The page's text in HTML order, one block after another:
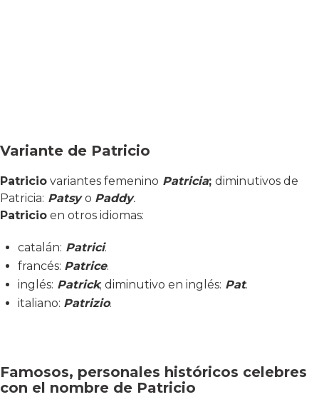
Variante de Patricio
Patricio variantes femenino Patricia; diminutivos de
Patricia: Patsyo Paddy.
Patricio en otros idiomas:
catalán: Patrici.
francés: Patrice.
inglés: Patrick; diminutivo en inglés: Pat.
italiano: Patrizio.
Famosos, personales históricos celebres
con el nombre de Patricio